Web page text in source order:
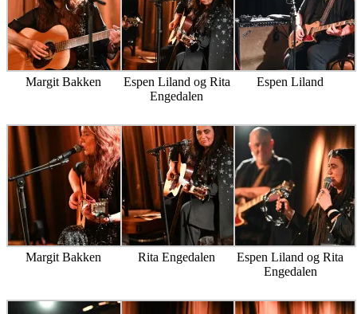
Margit Bakken
Espen Liland og Rita
Engedalen
Espen Liland
Margit Bakken Rita Engedalen
Espen Liland og Rita
Engedalen